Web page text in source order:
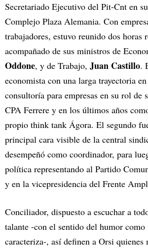
Secretariado Ejecutivo del Pit-Cnt en
Complejo Plaza Alemania. Con
trabajadores, estuvo reunido dos horas
acompañado de sus ministros de
Oddone, y de Trabajo, Juan Castillo.
economista con una larga trayectoria
consultoría para empresas en su rol de
CPA Ferrere y en los últimos años
propio think tank Ágora. El segundo
principal cara visible de la central
desempeñó como coordinador, para
política representando al Partido
y en la vicepresidencia del Frente
Conciliador, dispuesto a escuchar a
talante -con el sentido del humor como
caracteriza-, así definen a Orsi quienes